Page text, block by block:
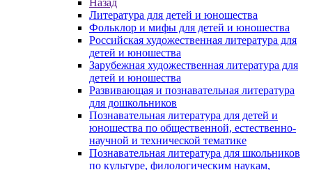
Назад
Литература для детей и юношества
Фольклор и мифы для детей и юношества
Российская художественная литература для
детей и юношества
Зарубежная художественная литература для
детей и юношества
Развивающая и познавательная литература
для дошкольников
Познавательная литература для детей и
юношества по общественной, естественно-
научной и технической тематике
Познавательная литература для школьников
по культуре, филологическим наукам,